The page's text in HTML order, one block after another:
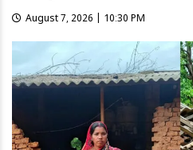
August 7, 2026 | 10:30 PM